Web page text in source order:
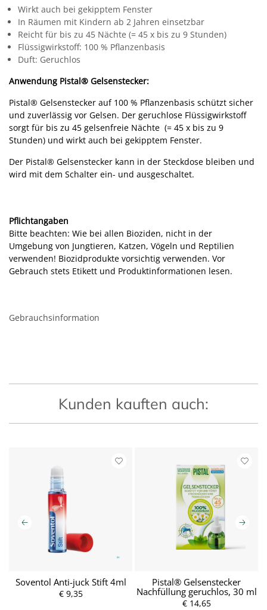
Wirkt auch bei gekipptem Fenster
In Räumen mit Kindern ab 2 Jahren einsetzbar
Reicht für bis zu 45 Nächte (= 45 x bis zu 9 Stunden)
Flüssigwirkstoff: 100 % Pflanzenbasis
Duft: Geruchlos
Anwendung Pistal® Gelsenstecker:
Pistal® Gelsenstecker auf 100 % Pflanzenbasis schützt sicher
und zuverlässig vor Gelsen. Der geruchlose Flüssigwirkstoff
sorgt für bis zu 45 gelsenfreie Nächte (= 45 x bis zu 9
Stunden) und wirkt auch bei gekipptem Fenster.
Der Pistal® Gelsenstecker kann in der Steckdose bleiben und
wird mit dem Schalter ein- und ausgeschaltet.
Pflichtangaben
Bitte beachten: Wie bei allen Bioziden, nicht in der
Umgebung von Jungtieren, Katzen, Vögeln und Reptilien
verwenden! Biozidprodukte vorsichtig verwenden. Vor
Gebrauch stets Etikett und Produktinformationen lesen.
Gebrauchsinformation
Kunden kauften auch:
Soventol Anti-juck Stift 4ml
€ 9,35
Pistal® Gelsenstecker
Nachfüllung geruchlos, 30 ml
€ 14,65